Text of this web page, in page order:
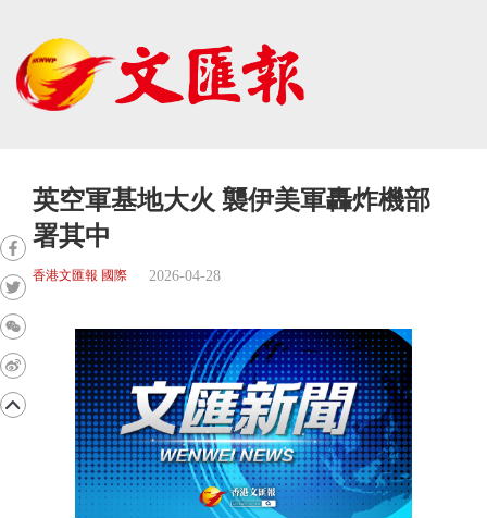
英空軍基地大火 襲伊美軍轟炸機部
署其中
香港文匯報 國際 2026-04-28